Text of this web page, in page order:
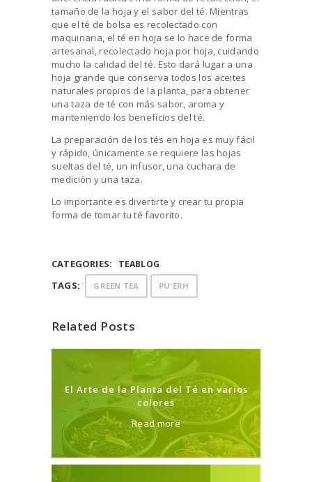
tamaño de la hoja y el sabor del té. Mientras
que el té de bolsa es recolectado con
maquinaria, el té en hoja se lo hace de forma
artesanal, recolectado hoja por hoja, cuidando
mucho la calidad del té. Esto dará lugar a una
hoja grande que conserva todos los aceites
naturales propios de la planta, para obtener
una taza de té con más sabor, aroma y
manteniendo los beneficios del té.
La preparación de los tés en hoja es muy fácil
y rápido, únicamente se requiere las hojas
sueltas del té, un infusor, una cuchara de
medición y una taza.
Lo importante es divertirte y crear tu propia
forma de tomar tu té favorito.
CATEGORIES: TEABLOG
TAGS: GREEN TEA PU'ERH
Related Posts
El Arte de la Planta del Té en varios
colores
Read more